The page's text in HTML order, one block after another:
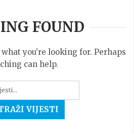
FOUND
you’re looking for. Perhaps
can help.